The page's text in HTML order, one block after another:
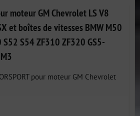
moteur GM Chevrolet LS V8
et boîtes de vitesses BMW M50
S54 ZF310 ZF320 GS5-
pour moteur GM Chevrolet